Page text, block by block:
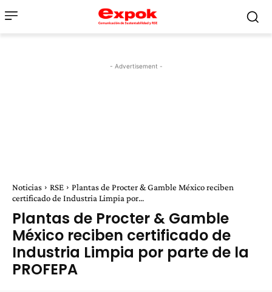
- Advertisement -
Noticias RSE
Plantas de Procter & Gamble México reciben
certificado de Industria Limpia por...
Plantas de Procter & Gamble
México reciben certificado de
Industria Limpia por parte de la
PROFEPA